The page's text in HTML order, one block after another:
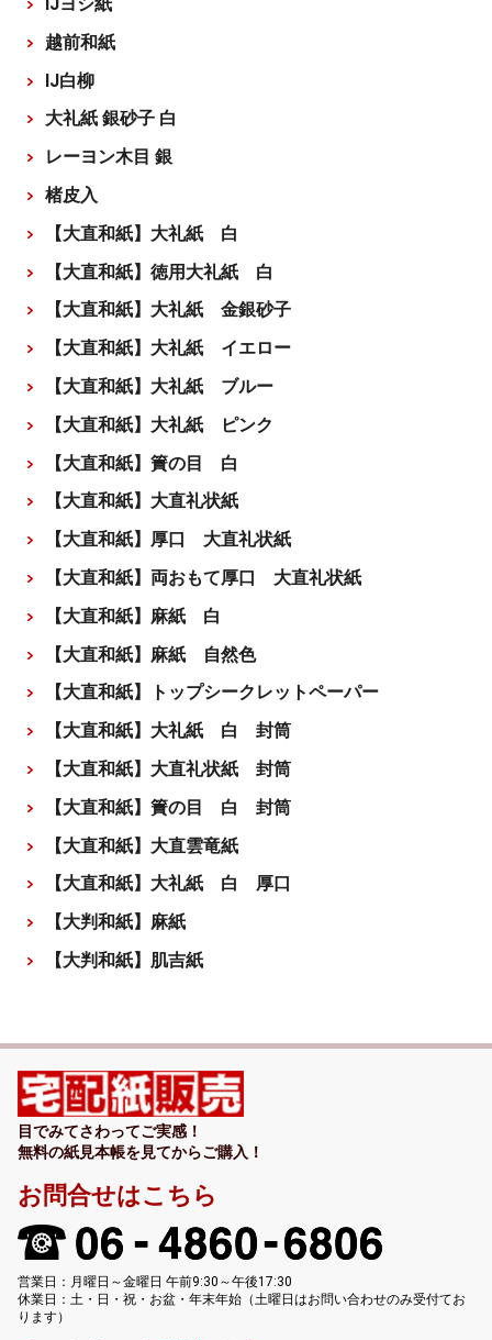
越前和紙
IJ白柳
大礼紙 銀砂子 白
レーヨン木目 銀
楮皮入
【大直和紙】大礼紙 白
【大直和紙】徳用大礼紙 白
【大直和紙】大礼紙 金銀砂子
【大直和紙】大礼紙 イエロー
【大直和紙】大礼紙 ブルー
【大直和紙】大礼紙 ピンク
【大直和紙】簀の目 白
【大直和紙】大直礼状紙
【大直和紙】厚口 大直礼状紙
【大直和紙】両おもて厚口 大直礼状紙
【大直和紙】麻紙 白
【大直和紙】麻紙 自然色
【大直和紙】トップシークレットペーパー
【大直和紙】大礼紙 白 封筒
【大直和紙】大直礼状紙 封筒
【大直和紙】簀の目 白 封筒
【大直和紙】大直雲竜紙
【大直和紙】大礼紙 白 厚口
【大判和紙】麻紙
【大判和紙】肌吉紙
目でみてさわってご実感！
無料の紙見本帳を見てからご購入！
お問合せはこちら
営業日：月曜日～金曜日 午前9:30～午後17:30
休業日：土・日・祝・お盆・年末年始（土曜日はお問い合わせのみ受付てお
ります）